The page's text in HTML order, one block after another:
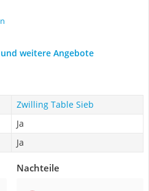
weitere Angebote
Zwilling Table Sieb
Ja
Ja
Nachteile